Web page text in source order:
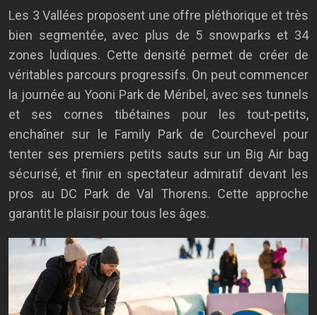
Les 3 Vallées proposent une offre pléthorique et très
bien segmentée, avec plus de 5 snowparks et 34
zones ludiques. Cette densité permet de créer de
véritables parcours progressifs. On peut commencer
la journée au Yooni Park de Méribel, avec ses tunnels
et ses cornes tibétaines pour les tout-petits,
enchaîner sur le Family Park de Courchevel pour
tenter ses premiers petits sauts sur un Big Air bag
sécurisé, et finir en spectateur admiratif devant les
pros au DC Park de Val Thorens. Cette approche
garantit le plaisir pour tous les âges.